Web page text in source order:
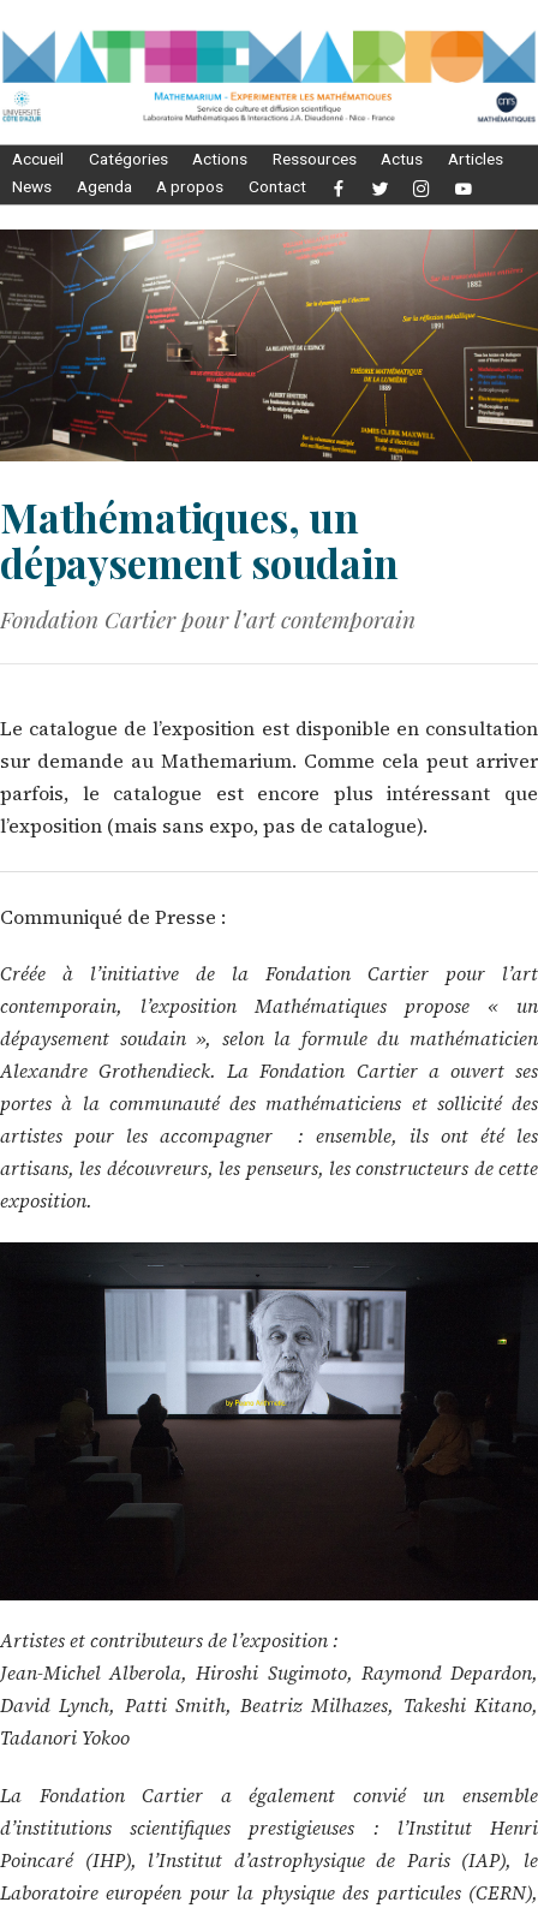
Accueil Catégories Actions Ressources Actus
Articles
News
Agenda A propos Contact
Mathématiques, un
dépaysement soudain
Fondation Cartier pour l’art contemporain
Le catalogue de l’exposition est disponible en consultation
sur demande au Mathemarium. Comme cela peut arriver
parfois, le catalogue est encore plus intéressant que
l’exposition (mais sans expo, pas de catalogue).
Communiqué de Presse :
Créée à l’initiative de la Fondation Cartier pour l’art
contemporain, l’exposition Mathématiques propose « un
dépaysement soudain », selon la formule du mathématicien
Alexandre Grothendieck. La Fondation Cartier a ouvert ses
portes à la communauté des mathématiciens et sollicité des
artistes pour les accompagner : ensemble, ils ont été les
artisans, les découvreurs, les penseurs, les constructeurs de cette
exposition.
Artistes et contributeurs de l’exposition :
Jean-Michel Alberola, Hiroshi Sugimoto, Raymond Depardon,
David Lynch, Patti Smith, Beatriz Milhazes, Takeshi Kitano,
Tadanori Yokoo
La Fondation Cartier a également convié un ensemble
d’institutions scientifiques prestigieuses : l’Institut Henri
Poincaré (IHP), l’Institut d’astrophysique de Paris (IAP), le
Laboratoire européen pour la physique des particules (CERN),